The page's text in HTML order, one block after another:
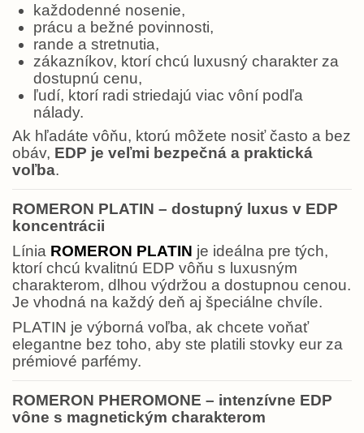
každodenné nosenie,
prácu a bežné povinnosti,
rande a stretnutia,
zákazníkov, ktorí chcú luxusný charakter za
dostupnú cenu,
ľudí, ktorí radi striedajú viac vôní podľa
nálady.
Ak hľadáte vôňu, ktorú môžete nosiť často a bez
obáv, EDP je veľmi bezpečná a praktická
voľba.
ROMERON PLATIN – dostupný luxus v EDP
koncentrácii
Línia ROMERON PLATIN je ideálna pre tých,
ktorí chcú kvalitnú EDP vôňu s luxusným
charakterom, dlhou výdržou a dostupnou cenou.
Je vhodná na každý deň aj špeciálne chvíle.
PLATIN je výborná voľba, ak chcete voňať
elegantne bez toho, aby ste platili stovky eur za
prémiové parfémy.
ROMERON PHEROMONE – intenzívne EDP
vône s magnetickým charakterom